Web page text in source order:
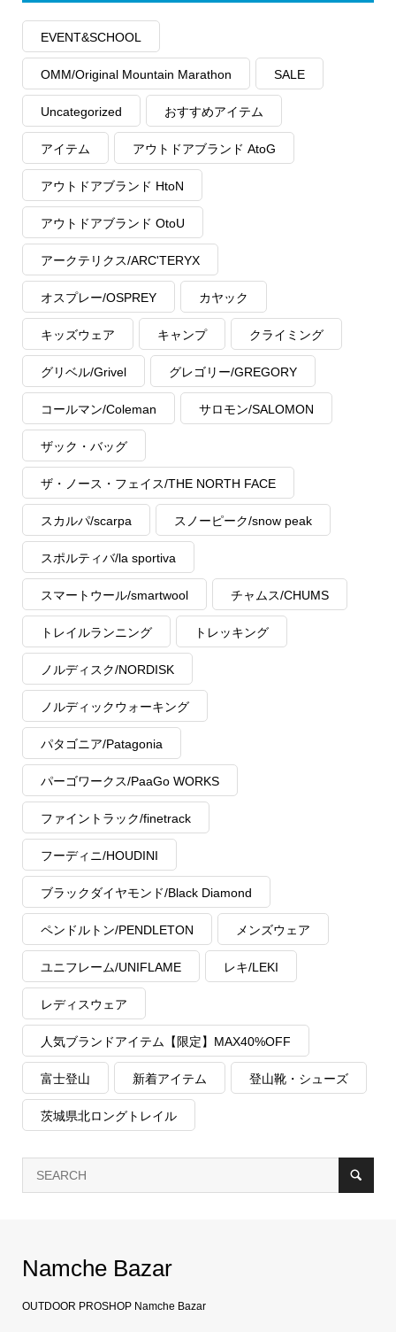
EVENT&SCHOOL
OMM/Original Mountain Marathon SALE
Uncategorized おすすめアイテム
アイテム アウトドアブランド AtoG
アウトドアブランド HtoN
アウトドアブランド OtoU
アークテリクス/ARC'TERYX
オスプレー/OSPREY カヤック
キッズウェア キャンプ クライミング
グリベル/Grivel グレゴリー/GREGORY
コールマン/Coleman サロモン/SALOMON
ザック・バッグ
ザ・ノース・フェイス/THE NORTH FACE
スカルパ/scarpa スノーピーク/snow peak
スポルティバ/la sportiva
スマートウール/smartwool チャムス/CHUMS
トレイルランニング トレッキング
ノルディスク/NORDISK
ノルディックウォーキング
パタゴニア/Patagonia
パーゴワークス/PaaGo WORKS
ファイントラック/finetrack
フーディニ/HOUDINI
ブラックダイヤモンド/Black Diamond
ペンドルトン/PENDLETON メンズウェア
ユニフレーム/UNIFLAME レキ/LEKI
レディスウェア
人気ブランドアイテム【限定】MAX40%OFF
富士登山 新着アイテム 登山靴・シューズ
茨城県北ロングトレイル
Namche Bazar
OUTDOOR PROSHOP Namche Bazar